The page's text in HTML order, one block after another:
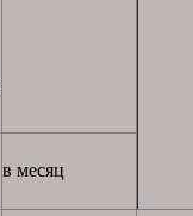
в месяц